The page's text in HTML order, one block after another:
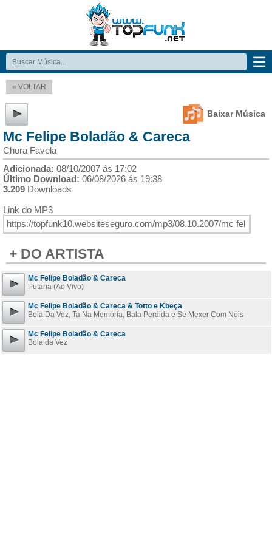
« VOLTAR
Baixar Música
Mc Felipe Boladão & Careca
Chora Favela
Adicionada: 08/10/2007 ás 17:02
Último Download: 06/08/2026 ás 19:38
3.209 Downloads
Link do MP3
+ DO ARTISTA
Mc Felipe Boladão & Careca
Putaria (Ao Vivo)
Mc Felipe Boladão & Careca & Totto e Kbeça
Bola Da Vez, Ta Na Memória, Bala Perdida e Se Mexer Com Nóis
Mc Felipe Boladão & Careca
Bola da Vez